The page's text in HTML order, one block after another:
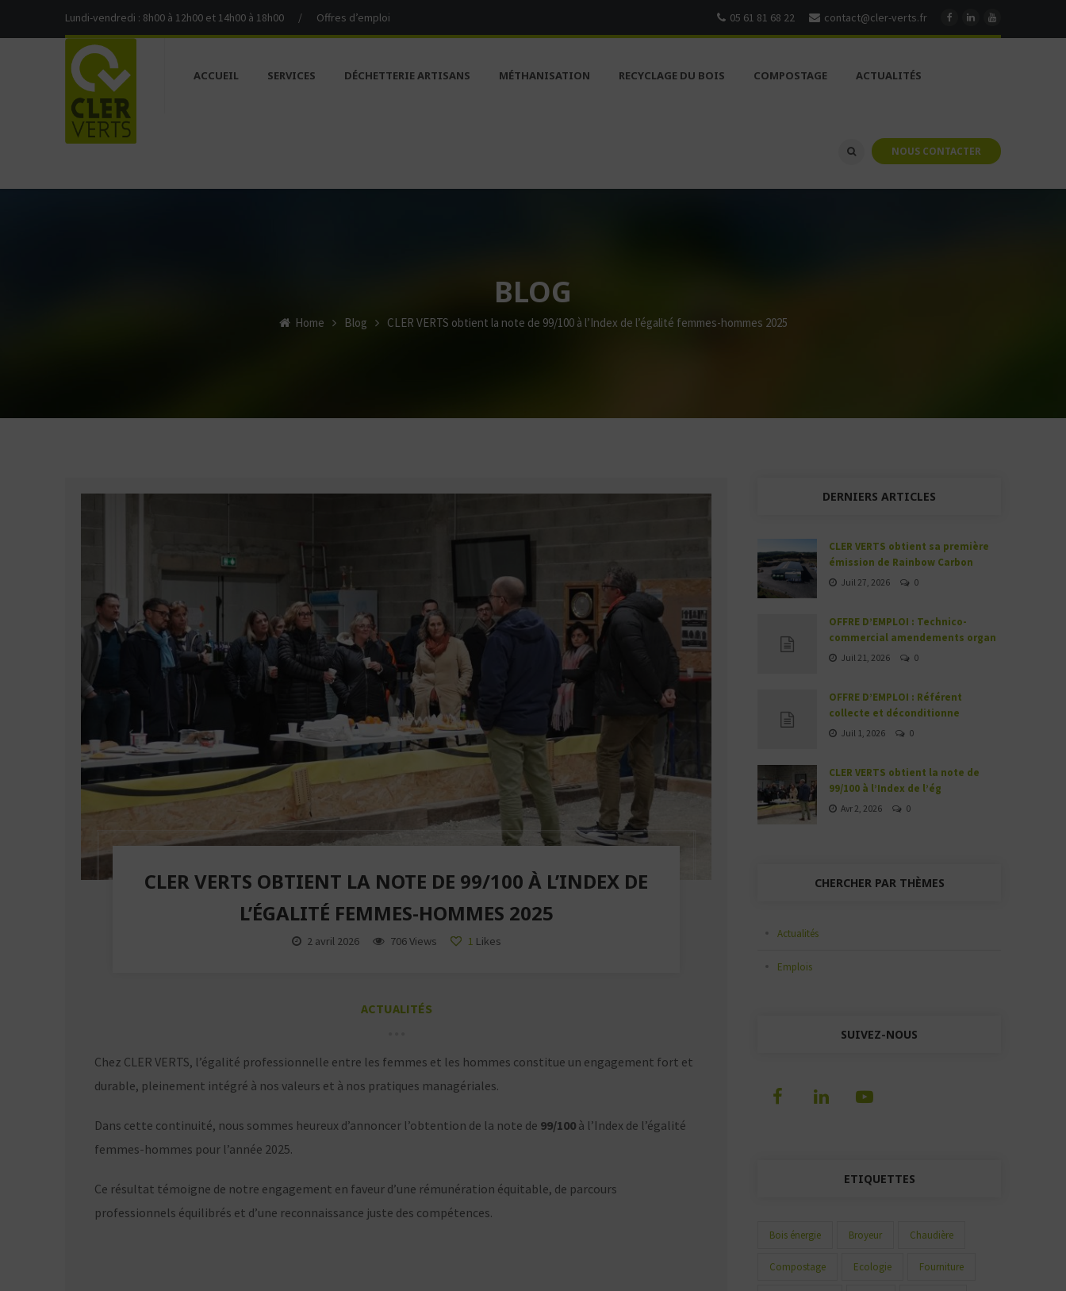
Lundi-vendredi : 8h00 à 12h00 et 14h00 à 18h00 / Offres d’emploi 05 61 81 68 22 contact@cler-verts.fr
ACCUEIL SERVICES DÉCHETTERIE ARTISANS MÉTHANISATION RECYCLAGE DU BOIS COMPOSTAGE ACTUALITÉS
NOUS CONTACTER
BLOG
Home Blog CLER VERTS obtient la note de 99/100 à l’Index de l’égalité femmes-hommes 2025
CLER VERTS OBTIENT LA NOTE DE 99/100 À L’INDEX DE
L’ÉGALITÉ FEMMES-HOMMES 2025
2 avril 2026 706 Views 1 Likes
ACTUALITÉS
Chez CLER VERTS, l’égalité professionnelle entre les femmes et les hommes constitue un engagement fort et
durable, pleinement intégré à nos valeurs et à nos pratiques managériales.
Dans cette continuité, nous sommes heureux d’annoncer l’obtention de la note de 99/100 à l’Index de l’égalité
femmes-hommes pour l’année 2025.
Ce résultat témoigne de notre engagement en faveur d’une rémunération équitable, de parcours
professionnels équilibrés et d’une reconnaissance juste des compétences.
DERNIERS ARTICLES
CLER VERTS obtient sa première
émission de Rainbow Carbon
Juil 27, 2026 0
OFFRE D’EMPLOI : Technico-
commercial amendements organ
Juil 21, 2026 0
OFFRE D’EMPLOI : Référent
collecte et déconditionne
Juil 1, 2026 0
CLER VERTS obtient la note de
99/100 à l’Index de l’ég
Avr 2, 2026 0
CHERCHER PAR THÈMES
Actualités
Emplois
SUIVEZ-NOUS
ETIQUETTES
Bois énergie Broyeur Chaudière
Compostage Ecologie Fourniture